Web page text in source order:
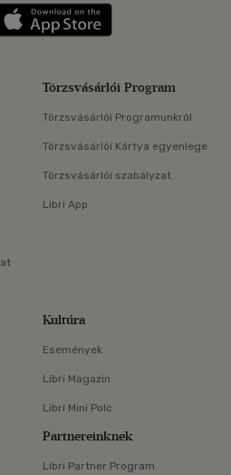
applikáció Szerezd meg: Google
Törzsvásárlói Program
Törzsvásárlói Programunkról
Törzsvásárlói Kártya egyenlege
Törzsvásárlói szabályzat
Libri App
Kultúra
Események
Libri Magazin
Libri Mini Polc
Partnereinknek
Libri Partner Program